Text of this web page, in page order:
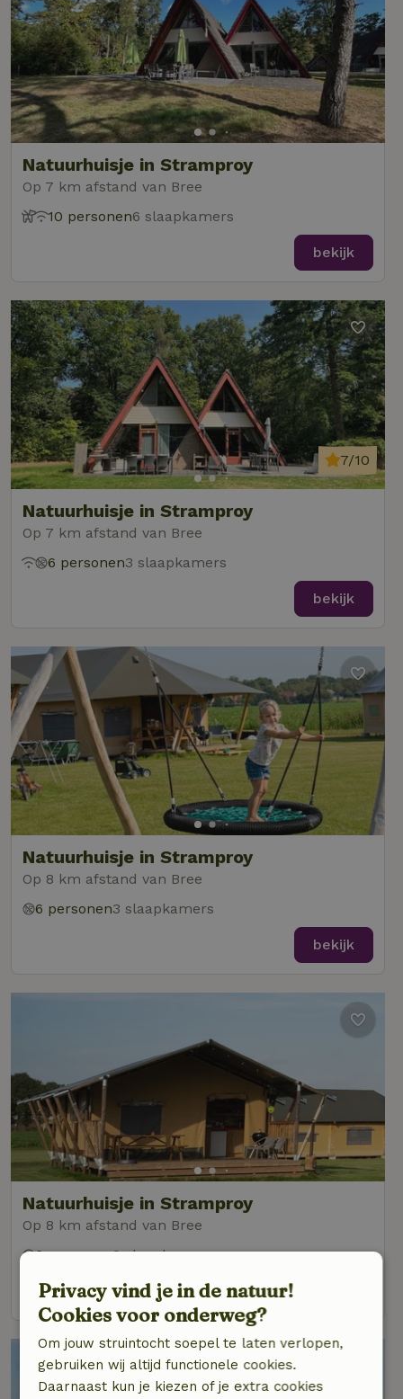
Natuurhuisje in Stramproy
Op 7 km afstand van Bree
10 personen6 slaapkamers
bekijk
Natuurhuisje in Stramproy
Op 7 km afstand van Bree
7/10
6 personen3 slaapkamers
bekijk
Natuurhuisje in Stramproy
Op 8 km afstand van Bree
6 personen3 slaapkamers
bekijk
Natuurhuisje in Stramproy
Op 8 km afstand van Bree
6 personen2 slaapkamers
Privacy vind je in de natuur!
Cookies voor onderweg?
Om jouw struintocht soepel te laten verlopen,
gebruiken wij altijd functionele cookies.
Daarnaast kun je kiezen of je extra cookies